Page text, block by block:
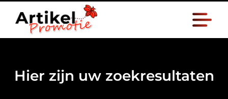
Hier zijn uw zoekresultaten